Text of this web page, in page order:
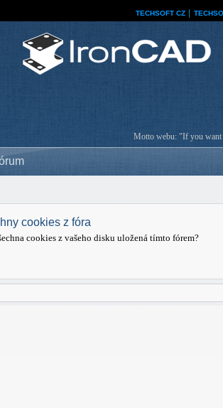
TECHSOFT CZ
Motto webu: "If you want
cookies z fóra
cookies z vašeho disku uložená tímto fórem?